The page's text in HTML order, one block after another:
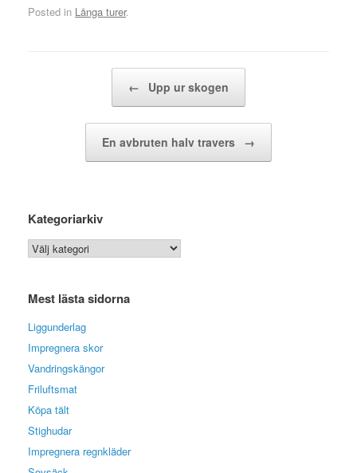
Posted in Långa turer.
← Upp ur skogen
En avbruten halv travers →
Kategoriarkiv
Kategoriarkiv
Mest lästa sidorna
Liggunderlag
Impregnera skor
Vandringskängor
Friluftsmat
Köpa tält
Stighudar
Impregnera regnkläder